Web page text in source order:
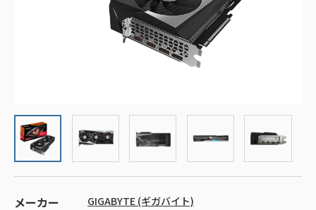
メーカー GIGABYTE (ギガバイト)